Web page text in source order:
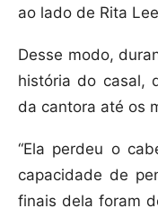
ao lado de Rita
Desse modo,
história do casal,
da cantora até os
“Ela perdeu o
capacidade de
finais dela foram